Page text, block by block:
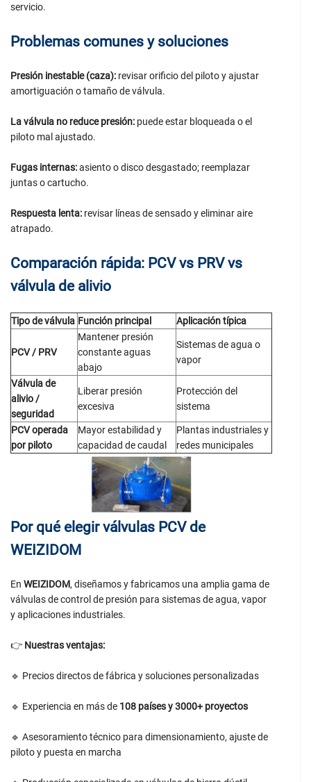
servicio.
Problemas comunes y soluciones
Presión inestable (caza): revisar orificio del piloto y ajustar
amortiguación o tamaño de válvula.
La válvula no reduce presión: puede estar bloqueada o el
piloto mal ajustado.
Fugas internas:asiento o disco desgastado; reemplazar
juntas o cartucho.
Respuesta lenta: revisar líneas de sensado y eliminar aire
atrapado.
Comparación rápida: PCV vs PRV vs
válvula de alivio
Tipo de válvula Función principal Aplicación típica
PCV / PRV
Mantener presión
constante aguas
abajo
Sistemas de agua o
vapor
Válvula de
alivio /
seguridad
Liberar presión
excesiva
Protección del
sistema
PCV operada
por piloto
Mayor estabilidad y
capacidad de caudal
Plantas industriales y
redes municipales
Por qué elegir válvulas PCV de
WEIZIDOM
En WEIZIDOM, diseñamos y fabricamos una amplia gama de
válvulas de control de presión para sistemas de agua, vapor
y aplicaciones industriales.
👉 Nuestras ventajas:
🔹 Precios directos de fábrica y soluciones personalizadas
🔹 Experiencia en más de 108 países y3000+ proyectos
🔹 Asesoramiento técnico para dimensionamiento, ajuste de
piloto y puesta en marcha